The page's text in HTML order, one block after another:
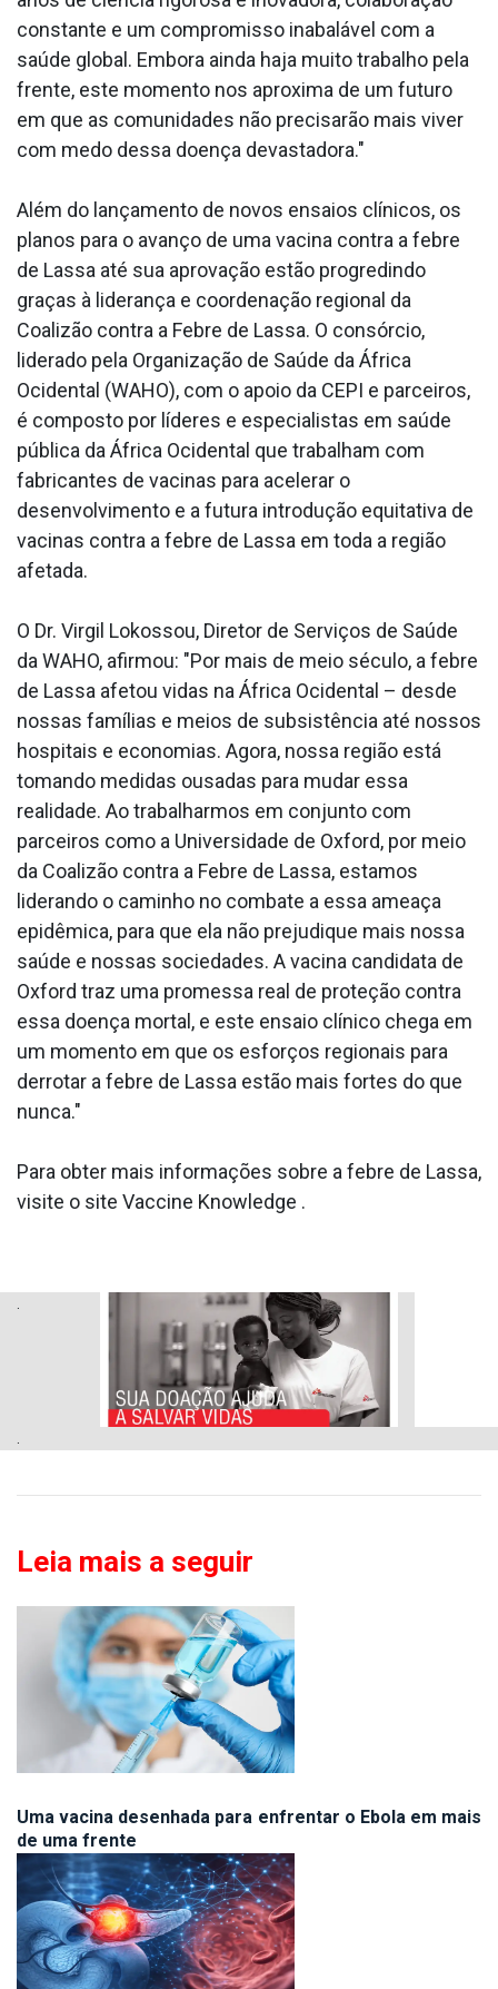
constante e um compromisso inabalável com a
saúde global. Embora ainda haja muito trabalho pela
frente, este momento nos aproxima de um futuro
em que as comunidades não precisarão mais viver
com medo dessa doença devastadora."
Além do lançamento de novos ensaios clínicos, os
planos para o avanço de uma vacina contra a febre
de Lassa até sua aprovação estão progredindo
graças à liderança e coordenação regional da
Coalizão contra a Febre de Lassa. O consórcio,
liderado pela Organização de Saúde da África
Ocidental (WAHO), com o apoio da CEPI e parceiros,
é composto por líderes e especialistas em saúde
pública da África Ocidental que trabalham com
fabricantes de vacinas para acelerar o
desenvolvimento e a futura introdução equitativa de
vacinas contra a febre de Lassa em toda a região
afetada.
O Dr. Virgil Lokossou, Diretor de Serviços de Saúde
da WAHO, afirmou: "Por mais de meio século, a febre
de Lassa afetou vidas na África Ocidental – desde
nossas famílias e meios de subsistência até nossos
hospitais e economias. Agora, nossa região está
tomando medidas ousadas para mudar essa
realidade. Ao trabalharmos em conjunto com
parceiros como a Universidade de Oxford, por meio
da Coalizão contra a Febre de Lassa, estamos
liderando o caminho no combate a essa ameaça
epidêmica, para que ela não prejudique mais nossa
saúde e nossas sociedades. A vacina candidata de
Oxford traz uma promessa real de proteção contra
essa doença mortal, e este ensaio clínico chega em
um momento em que os esforços regionais para
derrotar a febre de Lassa estão mais fortes do que
nunca."
Para obter mais informações sobre a febre de Lassa,
visite o site Vaccine Knowledge .
Leia mais a seguir
Uma vacina desenhada para enfrentar o Ebola em mais
de uma frente